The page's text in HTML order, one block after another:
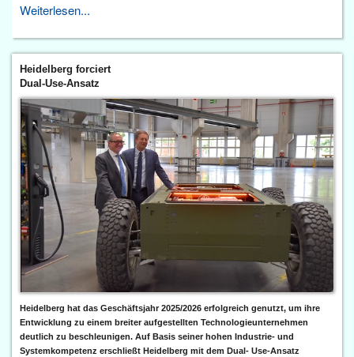
Weiterlesen...
Heidelberg forciert
Dual-Use-Ansatz
Heidelberg hat das Geschäftsjahr 2025/2026 erfolgreich genutzt, um ihre
Entwicklung zu einem breiter aufgestellten Technologieunternehmen
deutlich zu beschleunigen. Auf Basis seiner hohen Industrie- und
Systemkompetenz erschließt Heidelberg mit dem Dual- Use-Ansatz